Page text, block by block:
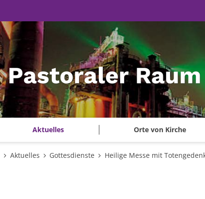
Pastoraler
Aktuelles Orte von Kirche
Aktuelles Gottesdienste Heilige Messe mit